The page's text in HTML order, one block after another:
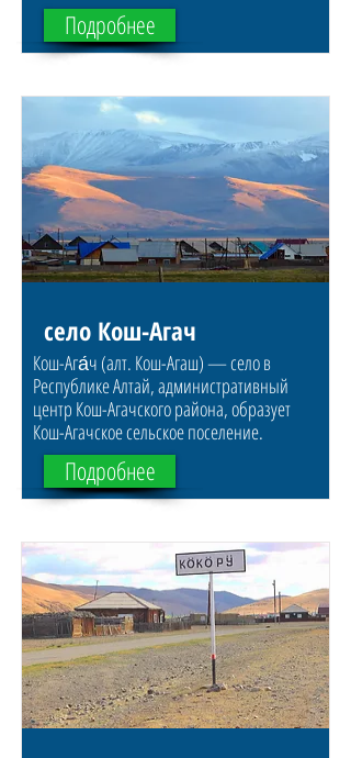
Подробнее
село Кош-Агач
Кош-Ага́ч (алт. Кош-Агаш) — село в
Республике Алтай, административный
центр Кош-Агачского района, образует
Кош-Агачское сельское поселение.
Подробнее